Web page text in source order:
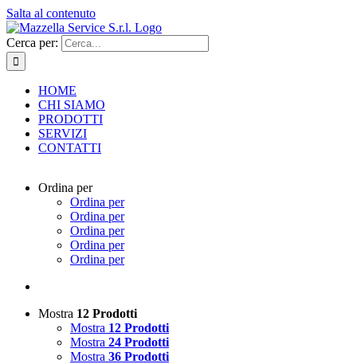
Salta al contenuto
Cerca per:
HOME
CHI SIAMO
PRODOTTI
SERVIZI
CONTATTI
Ordina per
Ordina per
Ordina per
Ordina per
Ordina per
Ordina per
Mostra 12 Prodotti
Mostra 12 Prodotti
Mostra 24 Prodotti
Mostra 36 Prodotti